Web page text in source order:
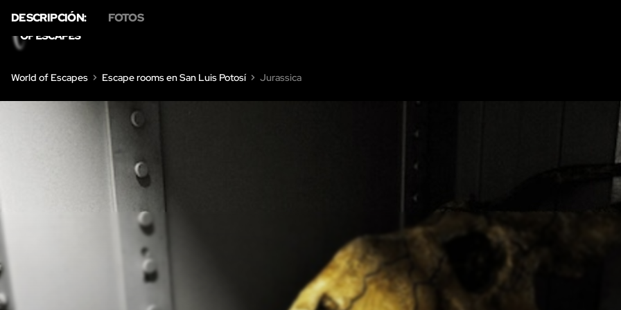
World of Escapes Escape rooms en San Luis Potosí Jurassica
DESCRIPCIÓN: FOTOS